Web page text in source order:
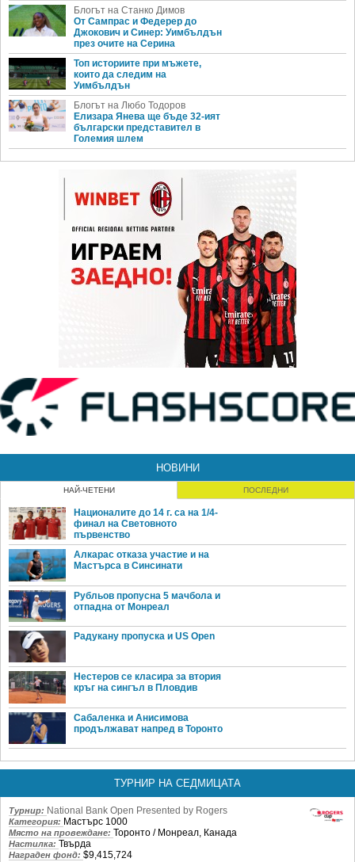
Блогът на Станко Димов
От Сампрас и Федерер до
Джокович и Синер: Уимбълдън
през очите на Серина
Топ историите при мъжете,
които да следим на
Уимбълдън
Блогът на Любо Тодоров
Елизара Янева ще бъде 32-ият
български представител в
Големия шлем
НОВИНИ
НАЙ-ЧЕТЕНИ ПОСЛЕДНИ
Националите до 14 г. са на 1/4-
финал на Световното
първенство
Алкарас отказа участие и на
Мастърса в Синсинати
Рубльов пропусна 5 мачбола и
отпадна от Монреал
Радукану пропуска и US Open
Нестеров се класира за втория
кръг на сингъл в Пловдив
Сабаленка и Анисимова
продължават напред в Торонто
ТУРНИР НА СЕДМИЦАТА
Турнир: National Bank Open Presented by Rogers
Категория: Мастърс 1000
Място на провеждане: Торонто / Монреал, Канада
Настилка: Твърда
Награден фонд: $9,415,724